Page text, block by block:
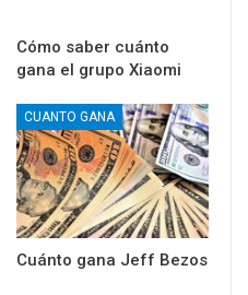
Cómo saber cuánto
gana el grupo Xiaomi
CUANTO GANA
Cuánto gana Jeff Bezos